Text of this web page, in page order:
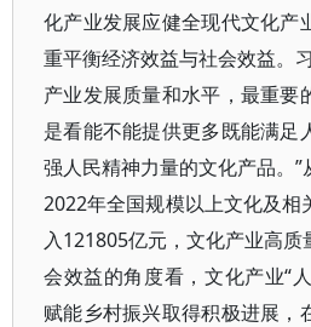
化产业发展应健全现代文化产
重平衡经济效益与社会效益。
产业发展质量和水平，最重要
是看能不能提供更多既能满足
强人民精神力量的文化产品。”
2022年全国规模以上文化及相
入121805亿元，文化产业高
会效益的角度看，文化产业“
赋能乡村振兴取得积极进展，